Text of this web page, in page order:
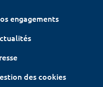
engagements
des cookies